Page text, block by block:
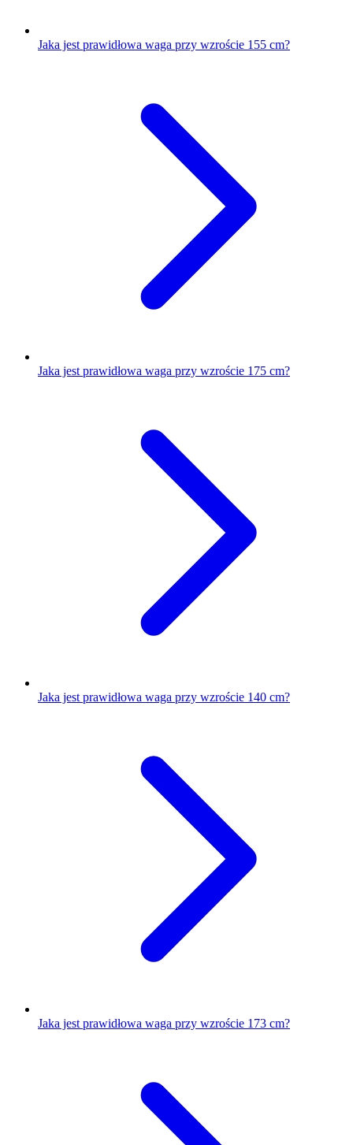
Jaka jest prawidłowa waga przy wzroście 155 cm?
Jaka jest prawidłowa waga przy wzroście 175 cm?
Jaka jest prawidłowa waga przy wzroście 140 cm?
Jaka jest prawidłowa waga przy wzroście 173 cm?